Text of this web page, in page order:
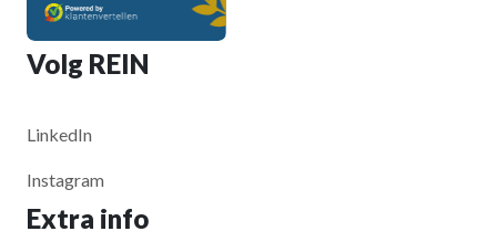
Volg REIN
LinkedIn
Instagram
Extra info